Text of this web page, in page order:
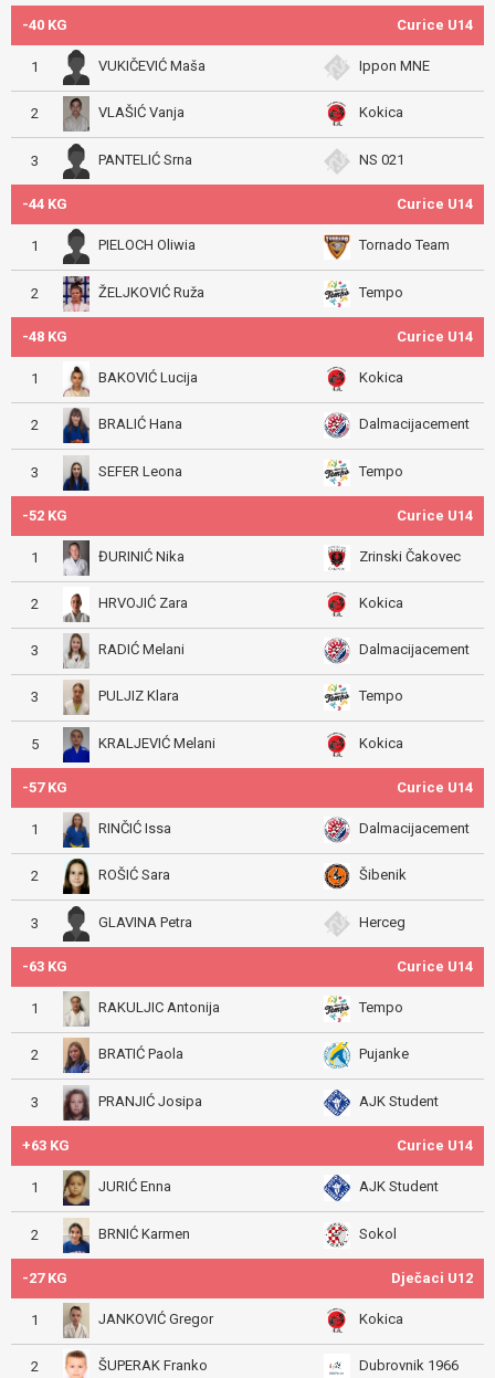
-40 KG Curice U14
1 VUKIČEVIĆ Maša Ippon MNE
2 VLAŠIĆ Vanja Kokica
3 PANTELIĆ Srna NS 021
-44 KG Curice U14
1 PIELOCH Oliwia Tornado Team
2 ŽELJKOVIĆ Ruža Tempo
-48 KG Curice U14
1 BAKOVIĆ Lucija Kokica
2 BRALIĆ Hana Dalmacijacement
3 SEFER Leona Tempo
-52 KG Curice U14
1 ĐURINIĆ Nika Zrinski Čakovec
2 HRVOJIĆ Zara Kokica
3 RADIĆ Melani Dalmacijacement
3 PULJIZ Klara Tempo
5 KRALJEVIĆ Melani Kokica
-57 KG Curice U14
1 RINČIĆ Issa Dalmacijacement
2 ROŠIĆ Sara Šibenik
3 GLAVINA Petra Herceg
-63 KG Curice U14
1 RAKULJIC Antonija Tempo
2 BRATIĆ Paola Pujanke
3 PRANJIĆ Josipa AJK Student
+63 KG Curice U14
1 JURIĆ Enna AJK Student
2 BRNIĆ Karmen Sokol
-27 KG Dječaci U12
1 JANKOVIĆ Gregor Kokica
2 ŠUPERAK Franko Dubrovnik 1966